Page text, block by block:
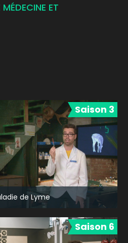
ET
Saison 3
de Lyme
Saison 6